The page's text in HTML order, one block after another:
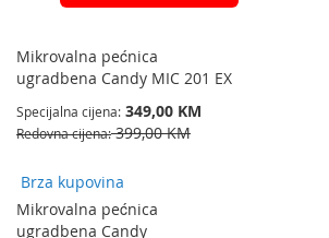
Mikrovalna pećnica
ugradbena Candy MIC 201 EX
Specijalna cijena 349,00 KM
Redovna cijena 399,00 KM
Brza kupovina
Mikrovalna pećnica
ugradbena Candy